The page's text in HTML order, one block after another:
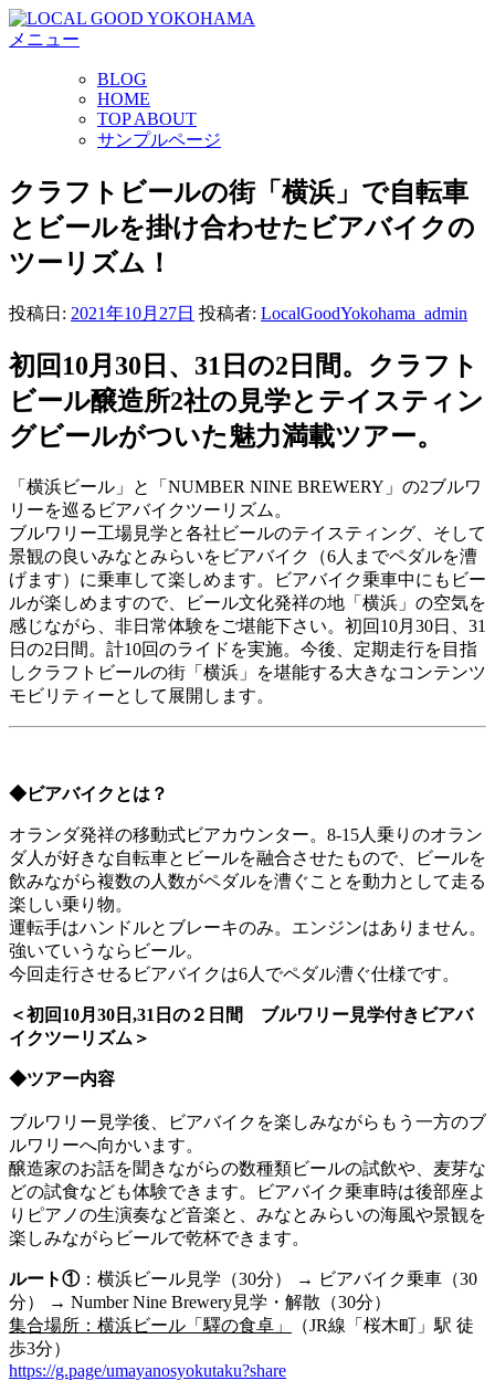
コ
ン
キ
ッ
プ
メニュー
BLOG
HOME
TOP ABOUT
サンプルページ
クラフトビールの街「横浜」で自転車
とビールを掛け合わせたビアバイクの
ツーリズム！
投稿日: 2021年10月27日 投稿者: LocalGoodYokohama_admin
初回10月30日、31日の2日間。クラフト
ビール醸造所2社の見学とテイスティン
グビールがついた魅力満載ツアー。
「横浜ビール」と「NUMBER NINE BREWERY」の2ブルワ
リーを巡るビアバイクツーリズム。
ブルワリー工場見学と各社ビールのテイスティング、そして
景観の良いみなとみらいをビアバイク（6人までペダルを漕
げます）に乗車して楽しめます。ビアバイク乗車中にもビー
ルが楽しめますので、ビール文化発祥の地「横浜」の空気を
感じながら、非日常体験をご堪能下さい。初回10月30日、31
日の2日間。計10回のライドを実施。今後、定期走行を目指
しクラフトビールの街「横浜」を堪能する大きなコンテンツ
モビリティーとして展開します。
◆ビアバイクとは？
オランダ発祥の移動式ビアカウンター。8-15人乗りのオラン
ダ人が好きな自転車とビールを融合させたもので、ビールを
飲みながら複数の人数がペダルを漕ぐことを動力として走る
楽しい乗り物。
運転手はハンドルとブレーキのみ。エンジンはありません。
強いていうならビール。
今回走行させるビアバイクは6人でペダル漕ぐ仕様です。
＜初回10月30日,31日の２日間 ブルワリー見学付きビアバ
イクツーリズム＞
◆ツアー内容
ブルワリー見学後、ビアバイクを楽しみながらもう一方のブ
ルワリーへ向かいます。
醸造家のお話を聞きながらの数種類ビールの試飲や、麦芽な
どの試食なども体験できます。ビアバイク乗車時は後部座よ
りピアノの生演奏など音楽と、みなとみらいの海風や景観を
楽しみながらビールで乾杯できます。
ルート①：横浜ビール見学（30分） → ビアバイク乗車（30
分） → Number Nine Brewery見学・解散（30分）
集合場所：横浜ビール「驛の食卓」
（JR線「桜木町」駅 徒
歩3分）
https://g.page/umayanosyokutaku?share